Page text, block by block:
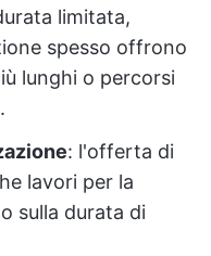
limitata,
spesso offrono
lunghi o percorsi
: l'offerta di
lavori per la
sulla durata di